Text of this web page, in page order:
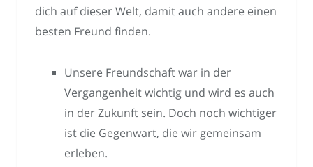
dich auf dieser Welt, damit auch andere einen
besten Freund finden.
Unsere Freundschaft war in der
Vergangenheit wichtig und wird es auch
in der Zukunft sein. Doch noch wichtiger
ist die Gegenwart, die wir gemeinsam
erleben.